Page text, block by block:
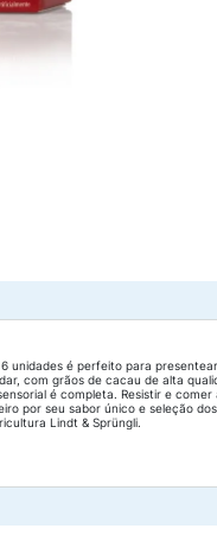
é perfeito para
com grãos de cacau de alta
é completa. Resistir e
por seu sabor único e seleção
Lindt & Sprüngli.